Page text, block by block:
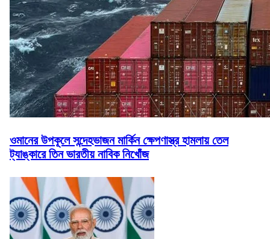
ওমানের উপকূলে সন্দেহভাজন মার্কিন ক্ষেপণাস্ত্র হামলায় তেল
ট্যাঙ্কারে তিন ভারতীয় নাবিক নিখোঁজ